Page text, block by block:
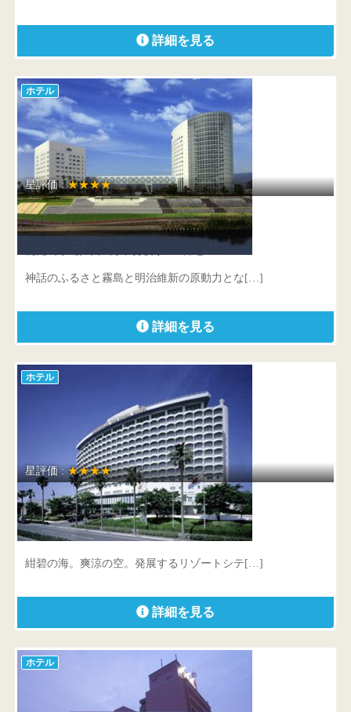
詳細を見る
ホテル
星評価 :★★★★
ホテル京セラ
神話のふるさと霧島と明治維新の原動力とな[…]
詳細を見る
ホテル
星評価 :★★★★
鹿児島サンロイヤルホテル
鹿児島県 鹿児島市与次郎1-8-10
紺碧の海。爽涼の空。発展するリゾートシテ[…]
詳細を見る
ホテル